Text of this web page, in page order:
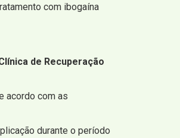
com ibogaína
de Recuperação
acordo com as
durante o período